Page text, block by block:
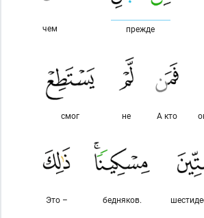
прежде
чем
А кто
не
смог
бедняков.
Это –